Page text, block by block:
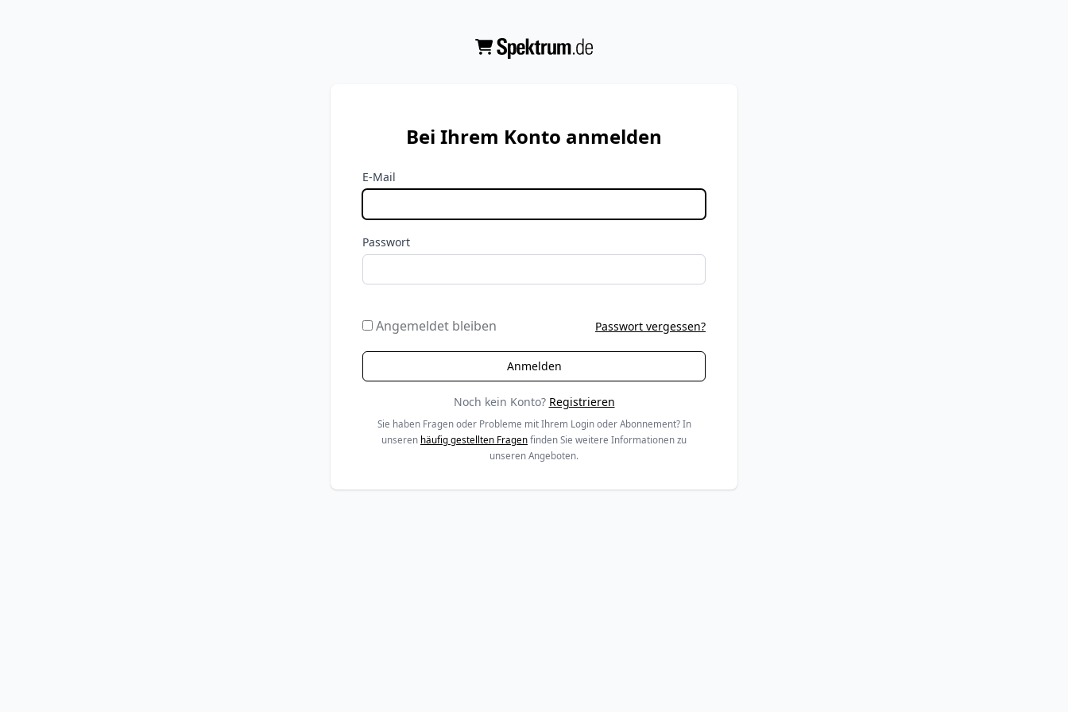
Bei Ihrem Konto anmelden
E-Mail
Passwort
Angemeldet bleiben Passwort vergessen?
Noch kein Konto? Registrieren
Sie haben Fragen oder Probleme mit Ihrem Login oder Abonnement? In
unseren häufig gestellten Fragen finden Sie weitere Informationen zu
unseren Angeboten.